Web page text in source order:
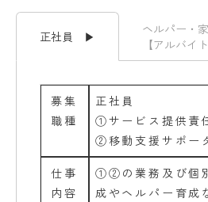
正社員 ▶
ヘルパー・
【アルバイ
募集
職種
正社員
①サービス提供責
②移動支援サポー
仕事
内容
①②の業務及び個
成やヘルパー育成